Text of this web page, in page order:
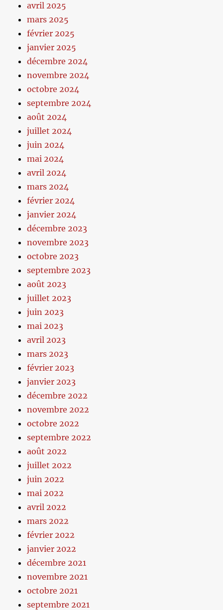
avril 2025
mars 2025
février 2025
janvier 2025
décembre 2024
novembre 2024
octobre 2024
septembre 2024
août 2024
juillet 2024
juin 2024
mai 2024
avril 2024
mars 2024
février 2024
janvier 2024
décembre 2023
novembre 2023
octobre 2023
septembre 2023
août 2023
juillet 2023
juin 2023
mai 2023
avril 2023
mars 2023
février 2023
janvier 2023
décembre 2022
novembre 2022
octobre 2022
septembre 2022
août 2022
juillet 2022
juin 2022
mai 2022
avril 2022
mars 2022
février 2022
janvier 2022
décembre 2021
novembre 2021
octobre 2021
septembre 2021